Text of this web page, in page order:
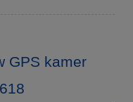
GPS kamer